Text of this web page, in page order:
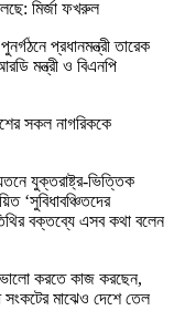
প্রধানমন্ত্রী তারেক
মন্ত্রী ও বিএনপি
সকল নাগরিককে
যুক্তরাষ্ট্র-ভিত্তিক
‘সুবিধাবঞ্চিতদের
বক্তব্যে এসব কথা বলেন
ভালো করতে কাজ করছেন,
মাঝেও দেশে তেল